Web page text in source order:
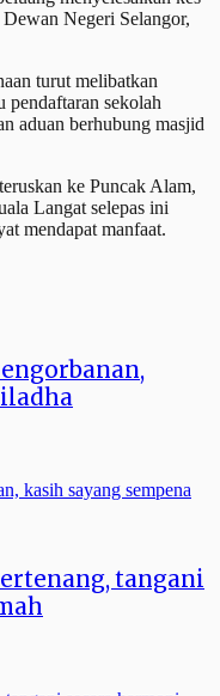
Negeri Selangor,
turut melibatkan
pendaftaran sekolah
aduan berhubung masjid
ke Puncak Alam,
Langat selepas ini
mendapat manfaat.
tangani